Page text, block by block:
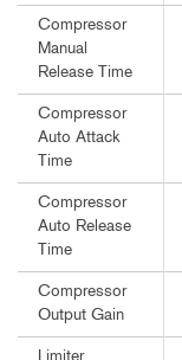
Compressor
Manual
Release Time
Compressor
Auto Attack
Time
Compressor
Auto Release
Time
Compressor
Output Gain